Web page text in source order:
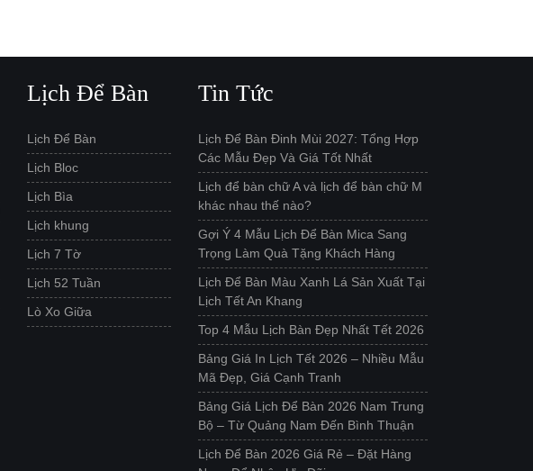
Lịch Để Bàn
Lịch Để Bàn
Lịch Bloc
Lịch Bìa
Lịch khung
Lịch 7 Tờ
Lịch 52 Tuần
Lò Xo Giữa
Tin Tức
Lịch Để Bàn Đinh Mùi 2027: Tổng Hợp
Các Mẫu Đẹp Và Giá Tốt Nhất
Lịch để bàn chữ A và lịch để bàn chữ M
khác nhau thế nào?
Gợi Ý 4 Mẫu Lịch Để Bàn Mica Sang
Trọng Làm Quà Tặng Khách Hàng
Lịch Để Bàn Màu Xanh Lá Sản Xuất Tại
Lịch Tết An Khang
Top 4 Mẫu Lịch Bàn Đẹp Nhất Tết 2026
Bảng Giá In Lịch Tết 2026 – Nhiều Mẫu
Mã Đẹp, Giá Cạnh Tranh
Bảng Giá Lịch Để Bàn 2026 Nam Trung
Bộ – Từ Quảng Nam Đến Bình Thuận
Lịch Để Bàn 2026 Giá Rẻ – Đặt Hàng